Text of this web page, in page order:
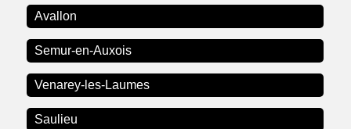
Avallon
Semur-en-Auxois
Venarey-les-Laumes
Saulieu